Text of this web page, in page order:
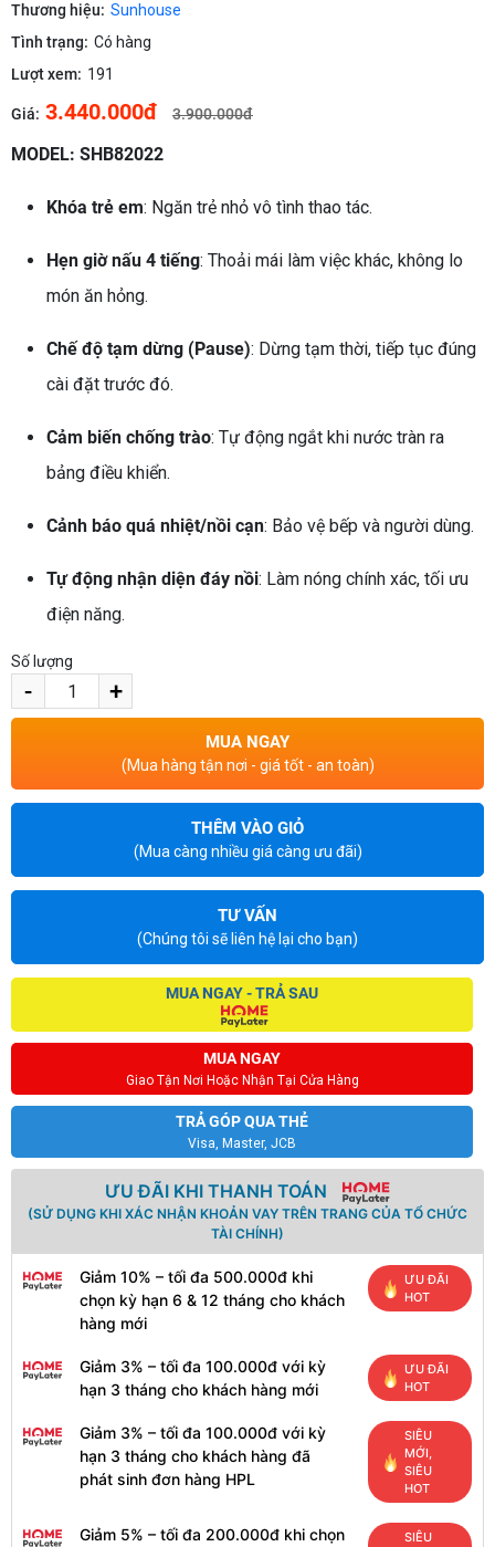
Thương hiệu: Sunhouse
Tình trạng: Có hàng
Lượt xem: 191
Giá: 3.440.000đ 3.900.000đ
MODEL: SHB82022
Khóa trẻ em: Ngăn trẻ nhỏ vô tình thao tác.
Hẹn giờ nấu 4 tiếng: Thoải mái làm việc khác, không lo
món ăn hỏng.
Chế độ tạm dừng (Pause): Dừng tạm thời, tiếp tục đúng
cài đặt trước đó.
Cảm biến chống trào: Tự động ngắt khi nước tràn ra
bảng điều khiển.
Cảnh báo quá nhiệt/nồi cạn: Bảo vệ bếp và người dùng.
Tự động nhận diện đáy nồi: Làm nóng chính xác, tối ưu
điện năng.
Số lượng
- +
MUA NGAY
(Mua hàng tận nơi - giá tốt - an toàn)
THÊM VÀO GIỎ
(Mua càng nhiều giá càng ưu đãi)
TƯ VẤN
(Chúng tôi sẽ liên hệ lại cho bạn)
MUA NGAY
Giao Tận Nơi Hoặc Nhận Tại Cửa Hàng
TRẢ GÓP QUA THẺ
Visa, Master, JCB
MUA NGAY - TRẢ SAU
ƯU ĐÃI KHI THANH TOÁN
(SỬ DỤNG KHI XÁC NHẬN KHOẢN VAY TRÊN TRANG CỦA TỔ CHỨC
TÀI CHÍNH)
Giảm 10% – tối đa 500.000đ khi
chọn kỳ hạn 6 & 12 tháng cho khách
hàng mới
ƯU ĐÃI
HOT
Giảm 3% – tối đa 100.000đ với kỳ
hạn 3 tháng cho khách hàng mới
ƯU ĐÃI
HOT
Giảm 3% – tối đa 100.000đ với kỳ
hạn 3 tháng cho khách hàng đã
phát sinh đơn hàng HPL
SIÊU
MỚI,
SIÊU
HOT
Giảm 5% – tối đa 200.000đ khi chọn SIÊU